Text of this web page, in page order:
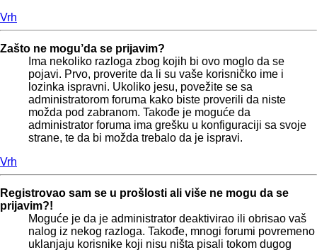
Vrh
Zašto ne mogu’da se prijavim?
Ima nekoliko razloga zbog kojih bi ovo moglo da se
pojavi. Prvo, proverite da li su vaše korisničko ime i
lozinka ispravni. Ukoliko jesu, povežite se sa
administratorom foruma kako biste proverili da niste
možda pod zabranom. Takođe je moguće da
administrator foruma ima grešku u konfiguraciji sa svoje
strane, te da bi možda trebalo da je ispravi.
Vrh
Registrovao sam se u prošlosti ali više ne mogu da se
prijavim?!
Moguće je da je administrator deaktivirao ili obrisao vaš
nalog iz nekog razloga. Takođe, mnogi forumi povremeno
uklanjaju korisnike koji nisu ništa pisali tokom dugog